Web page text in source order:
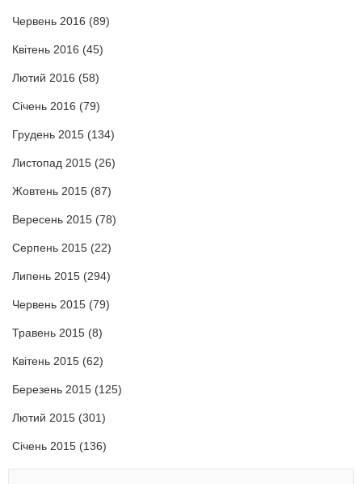
Червень 2016 (89)
Квітень 2016 (45)
Лютий 2016 (58)
Січень 2016 (79)
Грудень 2015 (134)
Листопад 2015 (26)
Жовтень 2015 (87)
Вересень 2015 (78)
Серпень 2015 (22)
Липень 2015 (294)
Червень 2015 (79)
Травень 2015 (8)
Квітень 2015 (62)
Березень 2015 (125)
Лютий 2015 (301)
Січень 2015 (136)